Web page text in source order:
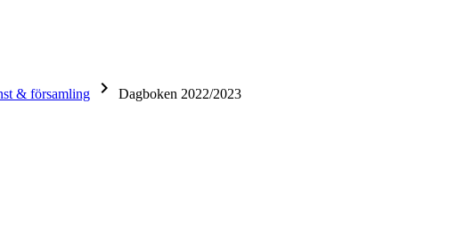
& församling keyboard_arrow_right Dagboken 2022/2023